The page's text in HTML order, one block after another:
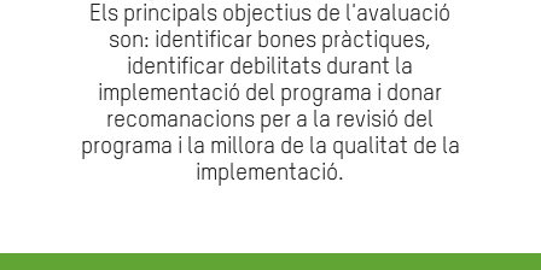
Els principals objectius de l'avaluació
son: identificar bones pràctiques,
identificar debilitats durant la
implementació del programa i donar
recomanacions per a la revisió del
programa i la millora de la qualitat de la
implementació.